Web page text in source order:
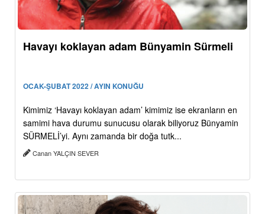
Havayı koklayan adam Bünyamin Sürmeli
OCAK-ŞUBAT 2022 / AYIN KONUĞU
Kimimiz ‘Havayı koklayan adam’ kimimiz ise ekranların en
samimi hava durumu sunucusu olarak biliyoruz Bünyamin
SÜRMELİ’yi. Aynı zamanda bir doğa tutk...
Canan YALÇIN SEVER